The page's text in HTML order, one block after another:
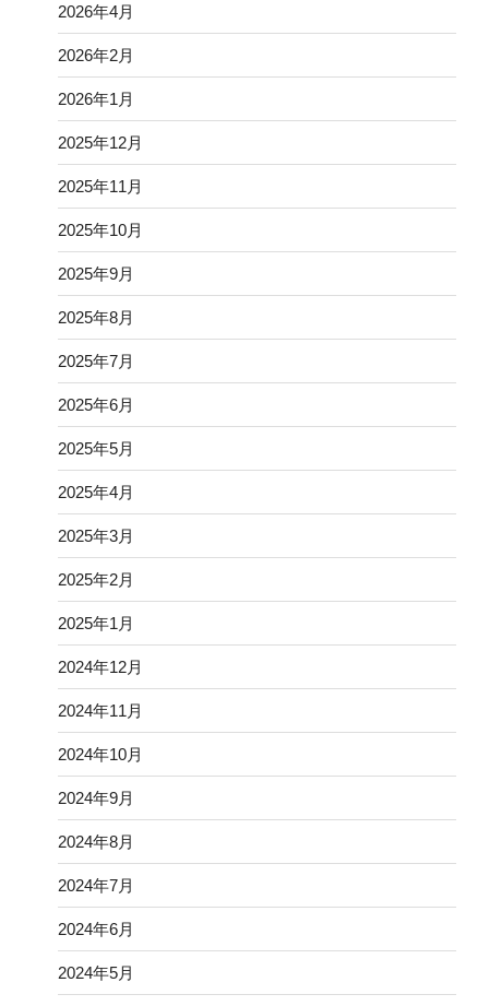
2026年4月
2026年2月
2026年1月
2025年12月
2025年11月
2025年10月
2025年9月
2025年8月
2025年7月
2025年6月
2025年5月
2025年4月
2025年3月
2025年2月
2025年1月
2024年12月
2024年11月
2024年10月
2024年9月
2024年8月
2024年7月
2024年6月
2024年5月